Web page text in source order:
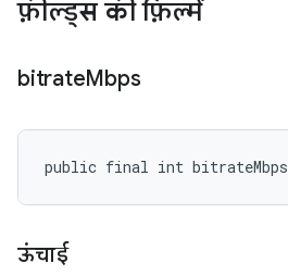
फ़ील्ड्स की फ़िल्में
bitrateMbps
public final int bitrateMbps
ऊंचाई